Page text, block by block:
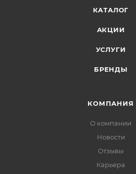
КАТАЛОГ
АКЦИИ
УСЛУГИ
БРЕНДЫ
КОМПАНИЯ
О компании
Новости
Отзывы
Карьера